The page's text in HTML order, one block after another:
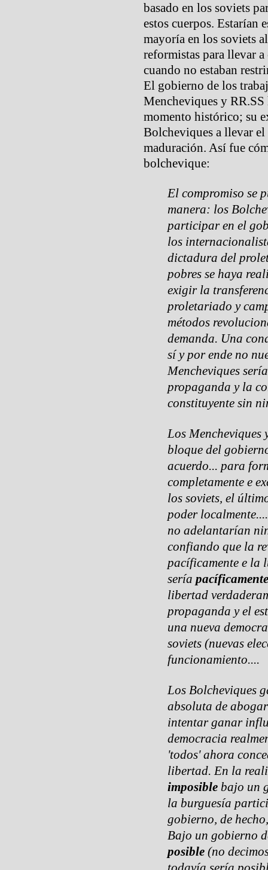
basado en los soviets
estos cuerpos. Estarían
mayoría en los soviets
reformistas para llevar
cuando no estaban
El gobierno de los
Mencheviques y
momento histórico; su
Bolcheviques a llevar
maduración. Así fue
bolchevique:
El compromiso se
manera: los
participar en el
los
dictadura del
pobres se haya
exigir la
proletariado y
métodos
demanda. Una
sí y por ende no
Mencheviques
propaganda y la
constituyente sin
Los Mencheviques
bloque del
acuerdo... para
completamente e
los soviets, el
poder
no adelantarían
confiando que la
pacíficamente e la
sería
libertad
propaganda y el
una nueva
soviets (nuevas
funcionamiento....
Los Bolcheviques
absoluta de
intentar ganar
democracia
'todos' ahora
libertad. En la
imposible bajo un
la burguesía
gobierno, de
Bajo un gobierno
posible (no